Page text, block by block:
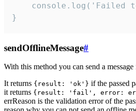
console.log('Failed
}
sendOfflineMessage#
With this method you can send a
It returns {result: 'ok'} if the passed
it returns {result: 'fail', error:
errReason is the validation error of the